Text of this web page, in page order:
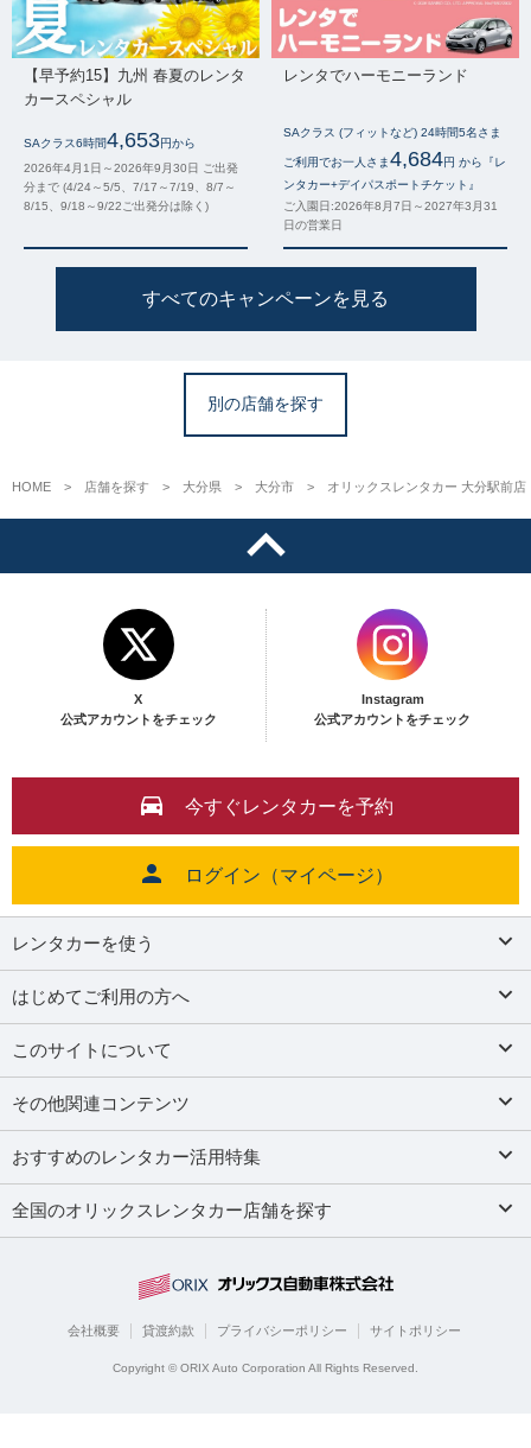
【早予約15】九州 春夏のレンタ
カースペシャル
SAクラス6時間4,653円から
2026年4月1日～2026年9月30日 ご出発
分まで (4/24～5/5、7/17～7/19、8/7～
8/15、9/18～9/22ご出発分は除く)
レンタでハーモニーランド
SAクラス (フィットなど) 24時間5名さま
ご利用でお一人さま4,684円 から『レ
ンタカー+デイパスポートチケット』
ご入園日:2026年8月7日～2027年3月31
日の営業日
すべてのキャンペーンを見る
別の店舗を探す
HOME 店舗を探す 大分県 大分市 オリックスレンタカー 大分駅前店
X
公式アカウントをチェック
Instagram
公式アカウントをチェック
今すぐレンタカーを予約
ログイン（マイページ）
レンタカーを使う
はじめてご利用の方へ
このサイトについて
その他関連コンテンツ
おすすめのレンタカー活用特集
全国のオリックスレンタカー店舗を探す
会社概要 貸渡約款 プライバシーポリシー サイトポリシー
Copyright © ORIX Auto Corporation All Rights Reserved.